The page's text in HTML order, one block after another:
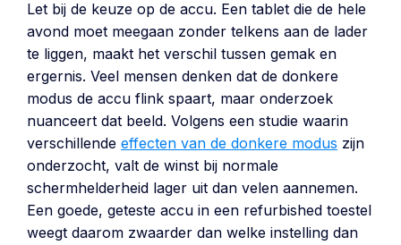
Let bij de keuze op de accu. Een tablet die de hele
avond moet meegaan zonder telkens aan de lader
te liggen, maakt het verschil tussen gemak en
ergernis. Veel mensen denken dat de donkere
modus de accu flink spaart, maar onderzoek
nuanceert dat beeld. Volgens een studie waarin
verschillende effecten van de donkere modus zijn
onderzocht, valt de winst bij normale
schermhelderheid lager uit dan velen aannemen.
Een goede, geteste accu in een refurbished toestel
weegt daarom zwaarder dan welke instelling dan